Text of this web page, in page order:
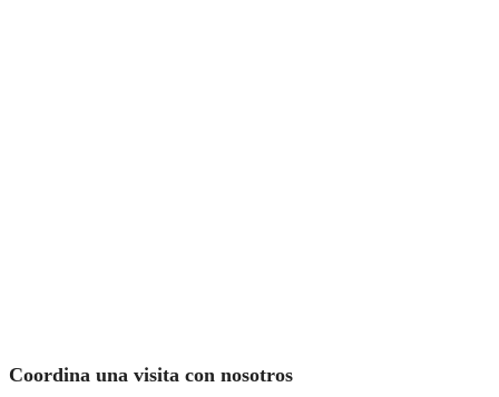
Coordina una visita con nosotros